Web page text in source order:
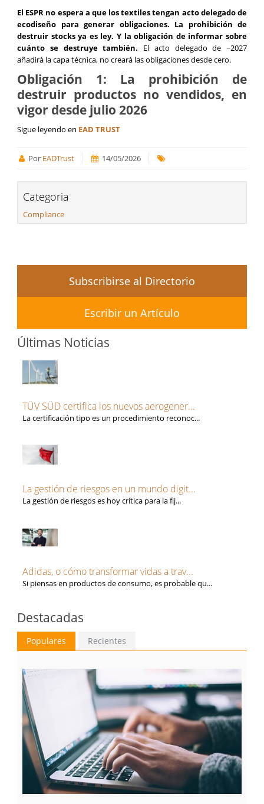
El ESPR no espera a que los textiles tengan acto delegado de
ecodiseño para generar obligaciones. La prohibición de
destruir stocks ya es ley. Y la obligación de informar sobre
cuánto se destruye también. El acto delegado de ~2027
añadirá la capa técnica, no creará las obligaciones desde cero.
Obligación 1: La prohibición de
destruir productos no vendidos, en
vigor desde julio 2026
Sigue leyendo en EAD TRUST
Por EADTrust 14/05/2026
Categoria
Compliance
Subscribirse al Directorio
Escribir un Artículo
Últimas Noticias
TÜV SÜD certifica los nuevos aerogener...
La certificación tipo es un procedimiento reconoc...
La gestión de riesgos en un mundo digit...
La gestión de riesgos es hoy crítica para la fij...
Adidas, o cómo transformar vidas a trav...
Si piensas en productos de consumo, es probable qu...
Destacadas
Populares Recientes